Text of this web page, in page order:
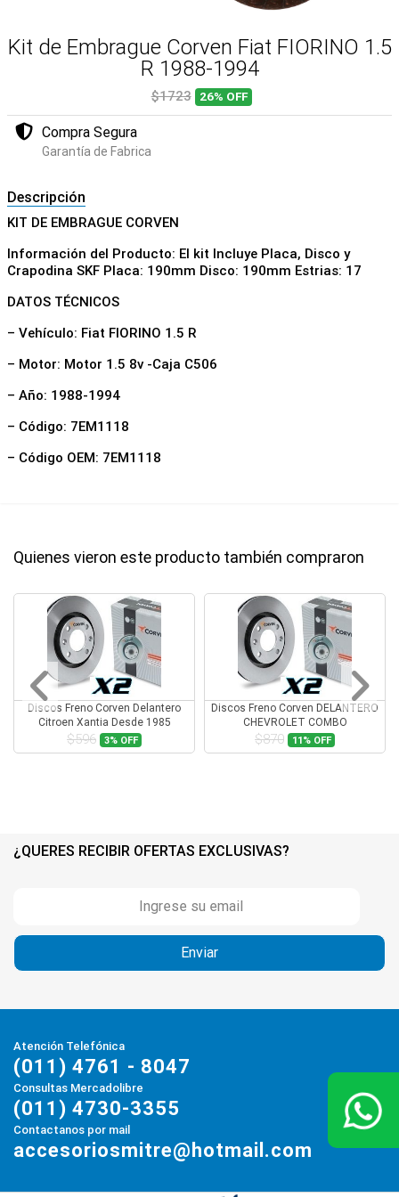
Kit de Embrague Corven Fiat FIORINO 1.5
R 1988-1994
$1723 26% OFF
Compra Segura
Garantía de Fabrica
Descripción
KIT DE EMBRAGUE CORVEN
Información del Producto: El kit Incluye Placa, Disco y
Crapodina SKF Placa: 190mm Disco: 190mm Estrias: 17
DATOS TÉCNICOS
– Vehículo: Fiat FIORINO 1.5 R
– Motor: Motor 1.5 8v -Caja C506
– Año: 1988-1994
– Código: 7EM1118
– Código OEM: 7EM1118
Quienes vieron este producto también compraron
Discos Freno Corven Delantero
Citroen Xantia Desde 1985
$596 3% OFF
Discos Freno Corven DELANTERO
CHEVROLET COMBO
$870 11% OFF
¿QUERES RECIBIR OFERTAS EXCLUSIVAS?
Atención Telefónica
(011) 4761 - 8047
Consultas Mercadolibre
(011) 4730-3355
Contactanos por mail
accesoriosmitre@hotmail.com